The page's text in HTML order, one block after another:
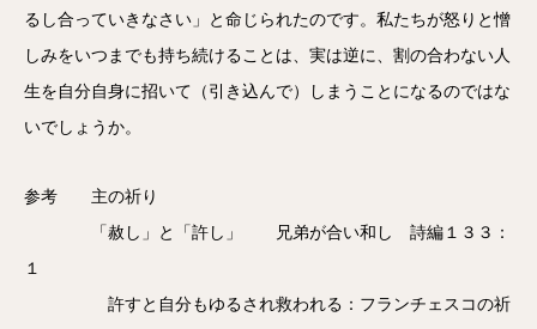
るし合っていきなさい」と命じられたのです。私たちが怒りと憎
しみをいつまでも持ち続けることは、実は逆に、割の合わない人
生を自分自身に招いて（引き込んで）しまうことになるのではな
いでしょうか。
参考 主の祈り
「赦し」と「許し」 兄弟が合い和し 詩編１３３：
１
許すと自分もゆるされ救われる：フランチェスコの祈